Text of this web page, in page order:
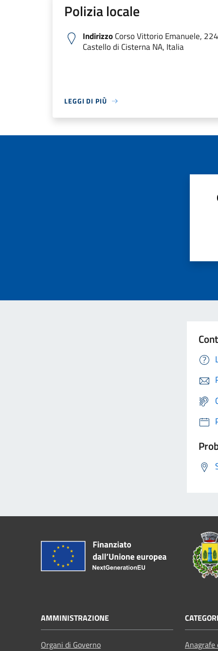
Polizia locale
IndirizzoCorso Vittorio Emanuele,
Castello di Cisterna NA, Italia
LEGGI DI PIÙ
AMMINISTRAZIONE
Organi di Governo